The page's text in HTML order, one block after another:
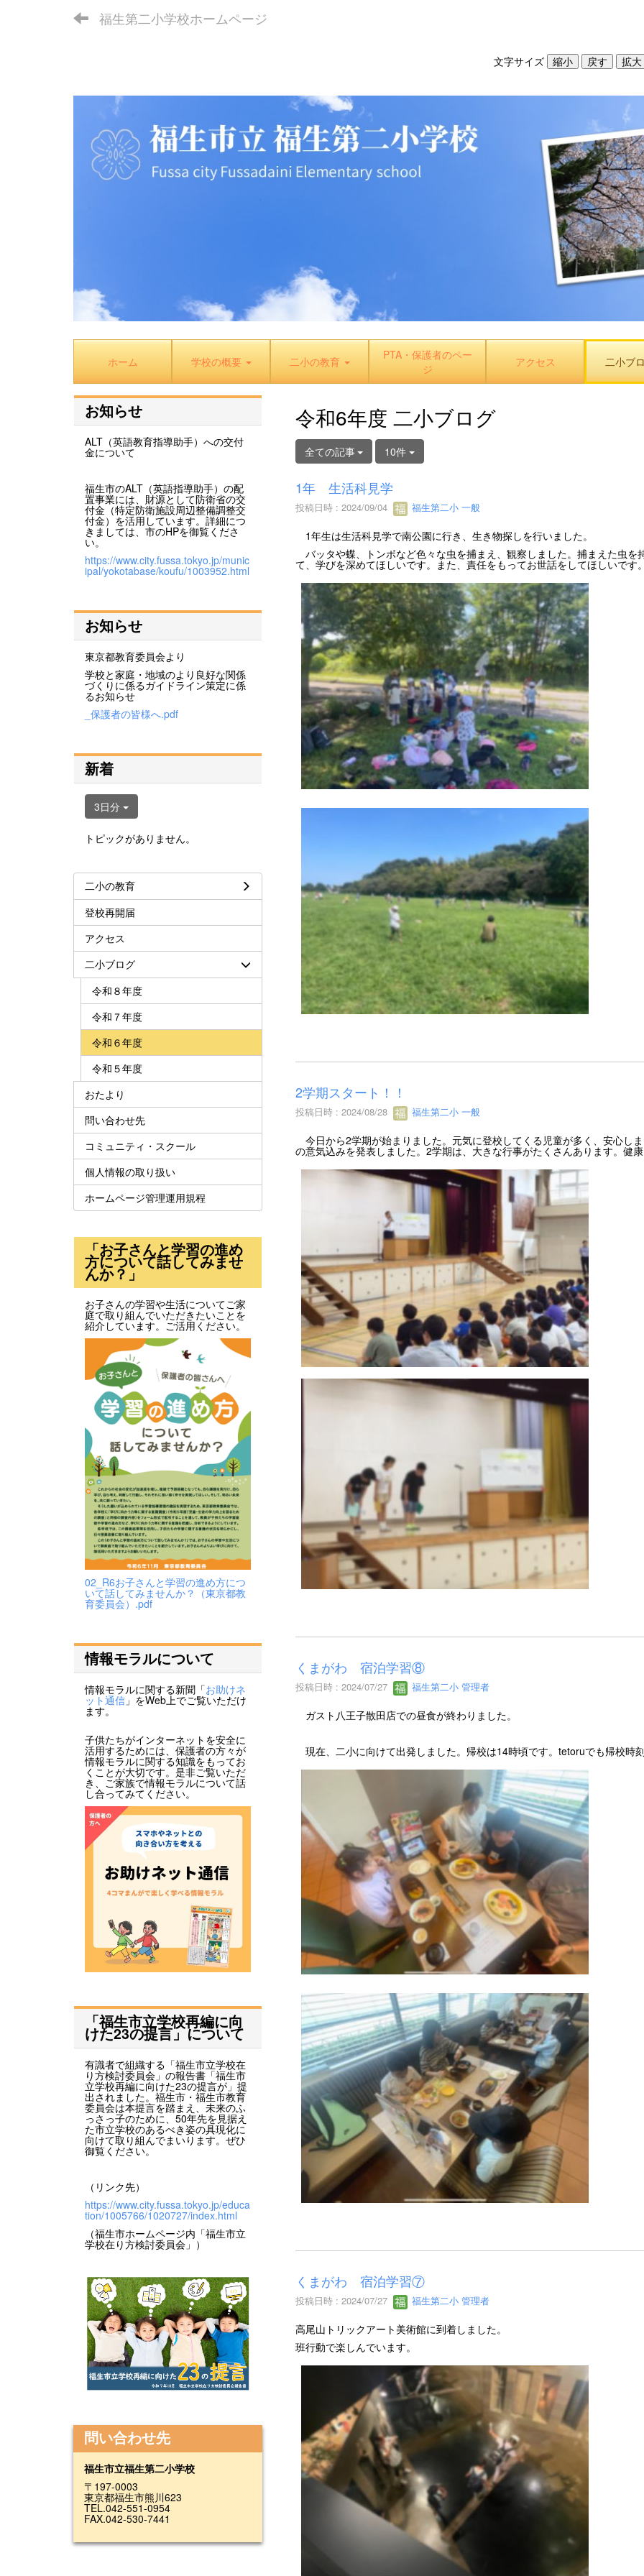
福生第二小学校ホームページ
文字サイズ
ホーム 学校の概要 二小の教育
PTA・保護者のペー
ジ
アクセス 二小ブ
令和6年度 二小ブログ
全ての記事 10件
1年 生活科見学
投稿日時 : 2024/09/04 福生第二小 一般
1年生は生活科見学で南公園に行き、生き物探しを行いました。
バッタや蝶、トンボなど色々な虫を捕まえ、観察しました。捕まえた虫を
て、学びを深めてほしいです。また、責任をもってお世話をしてほしいです
2学期スタート！！
投稿日時 : 2024/08/28 福生第二小 一般
今日から2学期が始まりました。元気に登校してくる児童が多く、安心し
の意気込みを発表しました。2学期は、大きな行事がたくさんあります。健
くまがわ 宿泊学習⑧
投稿日時 : 2024/07/27 福生第二小 管理者
ガスト八王子散田店での昼食が終わりました。
現在、二小に向けて出発しました。帰校は14時頃です。tetoruでも帰校時刻
くまがわ 宿泊学習⑦
投稿日時 : 2024/07/27 福生第二小 管理者
高尾山トリックアート美術館に到着しました。
班行動で楽しんでいます。
お知らせ
ALT（英語教育指導助手）への交付
金について
福生市のALT（英語指導助手）の配
置事業には、財源として防衛省の交
付金（特定防衛施設周辺整備調整交
付金）を活用しています。詳細につ
きましては、市のHPを御覧くださ
い。
https://www.city.fussa.tokyo.jp/munic
ipal/yokotabase/koufu/1003952.html
お知らせ
東京都教育委員会より
学校と家庭・地域のより良好な関係
づくりに係るガイドライン策定に係
るお知らせ
_保護者の皆様へ.pdf
新着
3日分
トピックがありません。
二小の教育
登校再開届
アクセス
二小ブログ
令和８年度
令和７年度
令和６年度
令和５年度
おたより
問い合わせ先
コミュニティ・スクール
個人情報の取り扱い
ホームページ管理運用規程
「お子さんと学習の進め
方について話してみませ
んか？」
お子さんの学習や生活についてご家
庭で取り組んでいただきたいことを
紹介しています。ご活用ください。
02_R6お子さんと学習の進め方につ
いて話してみませんか？（東京都教
育委員会）.pdf
情報モラルについて
情報モラルに関する新聞「お助けネ
ット通信 」をWeb上でご覧いただけ
ます。
子供たちがインターネットを安全に
活用するためには、保護者の方々が
情報モラルに関する知識をもってお
くことが大切です。是非ご覧いただ
き、ご家族で情報モラルについて話
し合ってみてください。
「福生市立学校再編に向
けた23の提言」について
有識者で組織する「福生市立学校在
り方検討委員会」の報告書「福生市
立学校再編に向けた23の提言が」提
出されました。福生市・福生市教育
委員会は本提言を踏まえ、未来のふ
っさっ子のために、50年先を見据え
た市立学校のあるべき姿の具現化に
向けて取り組んでまいります。ぜひ
御覧ください。
（リンク先）
https://www.city.fussa.tokyo.jp/educa
tion/1005766/1020727/index.html
（福生市ホームページ内「福生市立
学校在り方検討委員会」）
問い合わせ先
福生市立福生第二小学校
〒197-0003
東京都福生市熊川623
TEL.042-551-0954
FAX.042-530-7441